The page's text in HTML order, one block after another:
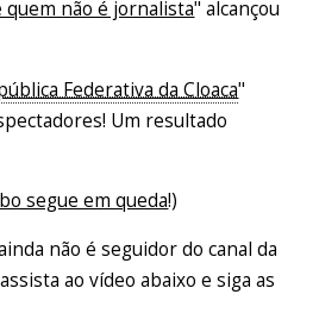
quem não é jornalista" alcançou
Federativa da Cloaca"
Um resultado
segue em queda!)
não é seguidor do canal da
ao vídeo abaixo e siga as